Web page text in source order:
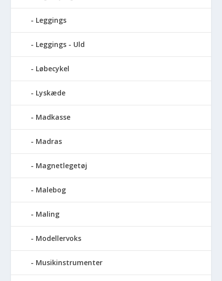
Leggings
Leggings - Uld
Løbecykel
Lyskæde
Madkasse
Madras
Magnetlegetøj
Malebog
Maling
Modellervoks
Musikinstrumenter